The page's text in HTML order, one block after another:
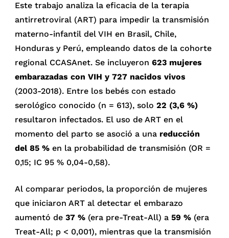
Este trabajo analiza la eficacia de la terapia
antirretroviral (ART) para impedir la transmisión
materno-infantil del VIH en Brasil, Chile,
Honduras y Perú, empleando datos de la cohorte
regional CCASAnet. Se incluyeron623 mujeres
embarazadas con VIH y 727 nacidos vivos
(2003-2018). Entre los bebés con estado
serológico conocido (n = 613), solo22 (3,6 %)
resultaron infectados. El uso de ART en el
momento del parto se asoció a una reducción
del 85 % en la probabilidad de transmisión (OR =
0,15; IC 95 % 0,04-0,58).
Al comparar periodos, la proporción de mujeres
que iniciaron ART al detectar el embarazo
aumentó de37 % (era pre-Treat-All) a59 % (era
Treat-All; p < 0,001), mientras que la transmisión